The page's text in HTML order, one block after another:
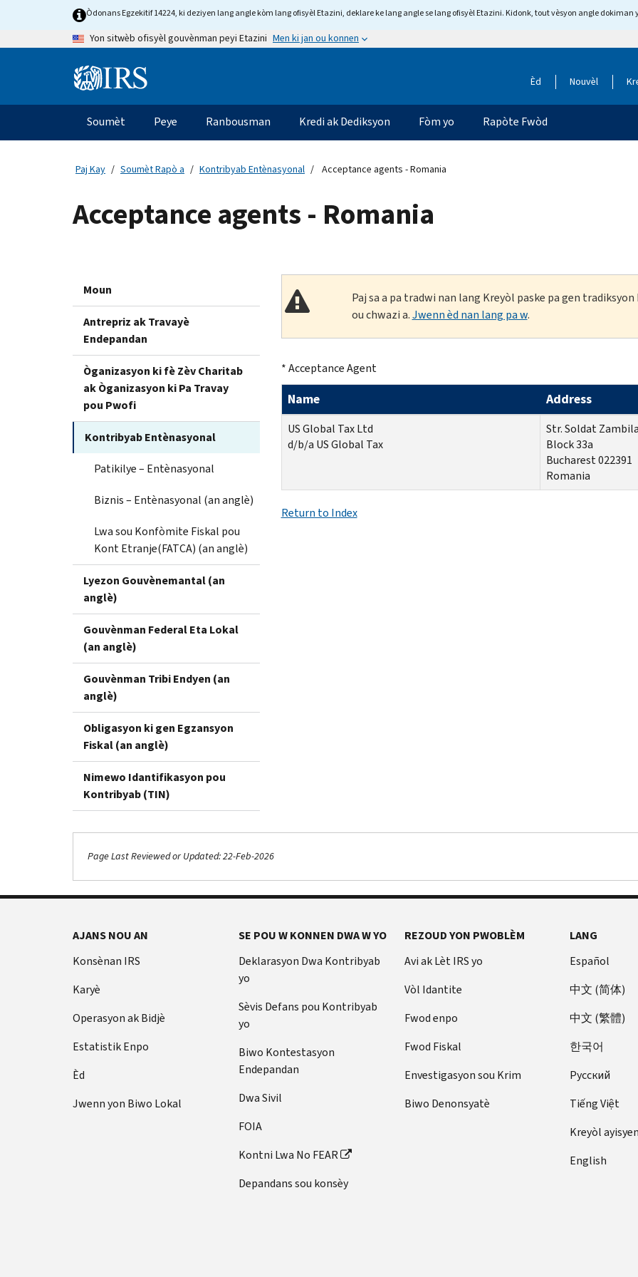
Òdonans Egzekitif 14224, ki deziyen lang angle kòm lang ofisyèl Etazini, deklare ke lang angle se lang ofisyèl Etazini. Kidonk, tout vèsyon angle dokiman
Yon sitwèb ofisyèl gouvènman peyi Etazini Men ki jan ou konnen
Information Èd Nouvèl
Navigasyon
prensipal
Soumèt Peye Ranbousman Kredi ak Dediksyon Fòm yo Rapòte Fwòd
Paj Kay Soumèt Rapò a Kontribyab Entènasyonal Acceptance agents - Romania
Acceptance agents - Romania
Moun
Antrepriz ak Travayè
Endepandan
Òganizasyon ki fè Zèv Charitab
ak Òganizasyon ki Pa Travay
pou Pwofi
Kontribyab Entènasyonal
Patikilye – Entènasyonal
Biznis – Entènasyonal (an anglè)
Lwa sou Konfòmite Fiskal pou
Kont Etranje(FATCA) (an anglè)
Lyezon Gouvènemantal (an
anglè)
Gouvènman Federal Eta Lokal
(an anglè)
Gouvènman Tribi Endyen (an
anglè)
Obligasyon ki gen Egzansyon
Fiskal (an anglè)
Nimewo Idantifikasyon pou
Kontribyab (TIN)
Paj sa a pa tradwi nan lang Kreyòl paske pa gen
ou chwazi a.Jwenn èd nan lang pa w.
* Acceptance Agent
Name Address
US Global Tax Ltd
d/b/a US Global Tax
Str.Soldat
Block 33a
Bucharest 022391
Romania
Return to Index
Page Last Reviewed or Updated: 22-Feb-2026
AJANS NOU AN
Konsènan IRS
Karyè
Operasyon ak Bidjè
Estatistik Enpo
Èd
Jwenn yon Biwo Lokal
SE POU W KONNEN DWA W YO
Deklarasyon Dwa Kontribyab
yo
Sèvis Defans pou Kontribyab
yo
Biwo Kontestasyon
Endepandan
Dwa Sivil
FOIA
Kontni Lwa No FEAR
Depandans sou konsèy
REZOUD YON PWOBLÈM
Avi ak Lèt IRS yo
Vòl Idantite
Fwod enpo
Fwod Fiskal
Envestigasyon sou Krim
Biwo Denonsyatè
LANG
Español
中文 (简体)
中文 (繁體)
한국어
Pусский
Tiếng Việt
Kreyòl ayisyen
English